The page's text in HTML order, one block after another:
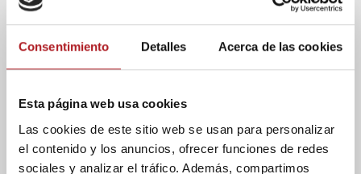
Consentimiento Detalles Acerca de las cookies
Esta página web usa cookies
Las cookies de este sitio web se usan para personalizar
el contenido y los anuncios, ofrecer funciones de redes
sociales y analizar el tráfico. Además, compartimos
de periferia y los famosos PIGS”, dijo Tomic, que
luego añadió que esto puede mejorarse, pero que
cada país debe hacerlo por su cuenta y con una
Construir una imagen en el exterior “supone un
sacrificio”, afirmó también durante la conferencia
el vocal de desarrollo académico de Dircom,
Samuel Martín Barrero, para quien es